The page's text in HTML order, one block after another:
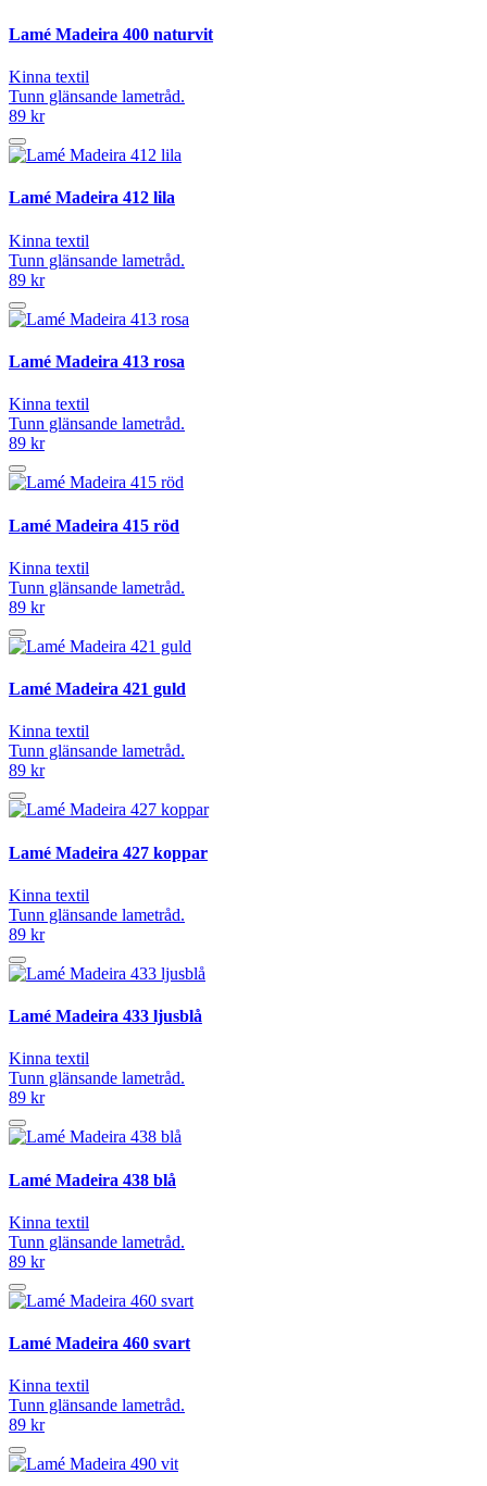
Lamé Madeira 400 naturvit
Kinna textil
Tunn glänsande lametråd.
89 kr
Lamé Madeira 412 lila
Kinna textil
Tunn glänsande lametråd.
89 kr
Lamé Madeira 413 rosa
Kinna textil
Tunn glänsande lametråd.
89 kr
Lamé Madeira 415 röd
Kinna textil
Tunn glänsande lametråd.
89 kr
Lamé Madeira 421 guld
Kinna textil
Tunn glänsande lametråd.
89 kr
Lamé Madeira 427 koppar
Kinna textil
Tunn glänsande lametråd.
89 kr
Lamé Madeira 433 ljusblå
Kinna textil
Tunn glänsande lametråd.
89 kr
Lamé Madeira 438 blå
Kinna textil
Tunn glänsande lametråd.
89 kr
Lamé Madeira 460 svart
Kinna textil
Tunn glänsande lametråd.
89 kr